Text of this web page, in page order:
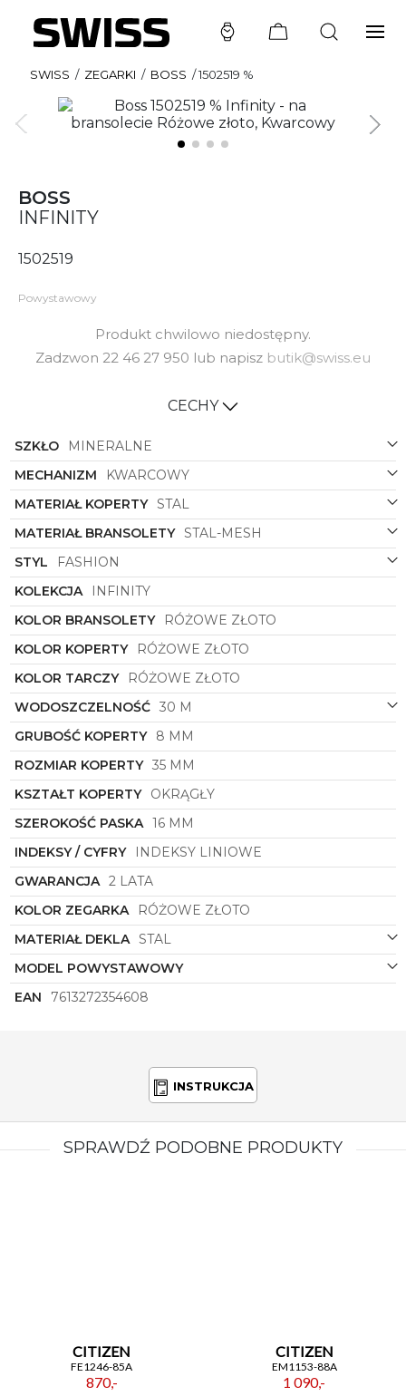
SWISS / ZEGARKI / BOSS /1502519 %
BOSS
INFINITY
1502519
Powystawowy
Produkt chwilowo niedostępny.
Zadzwon 22 46 27 950 lub napisz butik@swiss.eu
CECHY
SZKŁO
MINERALNE
MECHANIZM
KWARCOWY
MATERIAŁ KOPERTY STAL
MATERIAŁ BRANSOLETY STAL-MESH
STYL
FASHION
KOLEKCJA
INFINITY
KOLOR BRANSOLETY
RÓŻOWE ZŁOTO
KOLOR KOPERTY
RÓŻOWE ZŁOTO
KOLOR TARCZY
RÓŻOWE ZŁOTO
WODOSZCZELNOŚĆ 30 M
GRUBOŚĆ KOPERTY 8 MM
ROZMIAR KOPERTY 35 MM
KSZTAŁT KOPERTY OKRĄGŁY
SZEROKOŚĆ PASKA 16 MM
INDEKSY / CYFRY
INDEKSY LINIOWE
GWARANCJA 2 LATA
KOLOR ZEGARKA
RÓŻOWE ZŁOTO
MATERIAŁ DEKLA STAL
MODEL POWYSTAWOWY
EAN
7613272354608
INSTRUKCJA
SPRAWDŹ PODOBNE PRODUKTY
CITIZEN
FE1246-85A
870,-
CITIZEN
EM1153-88A
1 090,-